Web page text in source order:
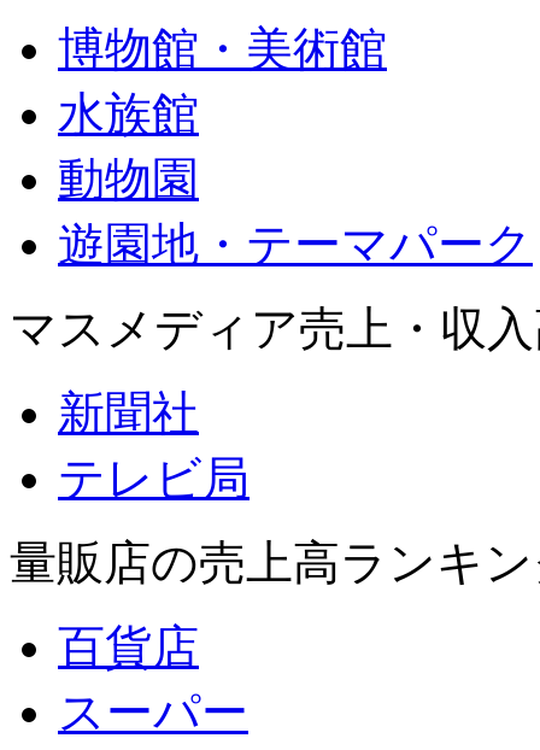
博物館・美術館
水族館
動物園
遊園地・テーマパーク
マスメディア売上・収
新聞社
テレビ局
量販店の売上高ランキ
百貨店
スーパー